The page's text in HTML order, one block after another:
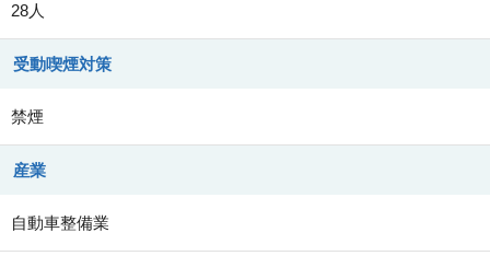
28人
受動喫煙対策
禁煙
産業
自動車整備業